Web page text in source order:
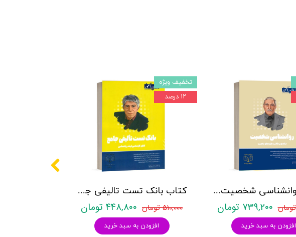
کتاب بانک تست تالیفی جامع روان آموز
۵۱۰,۰۰۰ تومان ۴۴۸,۸۰۰ تومان
افزودن به سبد خرید
تخفیف ویژه
۱۲ درصد
کتاب روانشناسی شخصیت نشر روان آموز زهرا ساعدی
۷۳۹,۲۰۰ تومان
افزودن به سبد خرید